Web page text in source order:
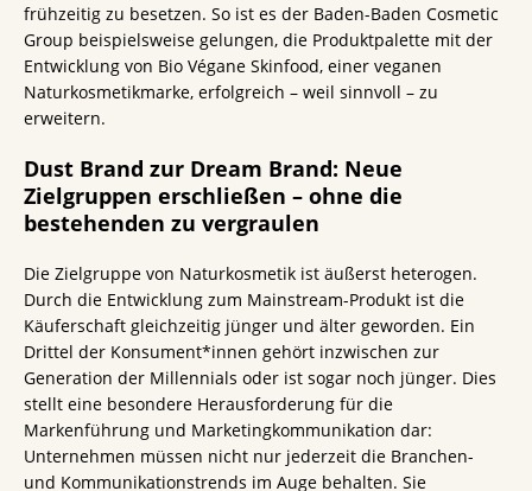
frühzeitig zu besetzen. So ist es der Baden-Baden Cosmetic
Group beispielsweise gelungen, die Produktpalette mit der
Entwicklung von Bio Végane Skinfood, einer veganen
Naturkosmetikmarke, erfolgreich – weil sinnvoll – zu
erweitern.
Dust Brand zur Dream Brand: Neue
Zielgruppen erschließen – ohne die
bestehenden zu vergraulen
Die Zielgruppe von Naturkosmetik ist äußerst heterogen.
Durch die Entwicklung zum Mainstream-Produkt ist die
Käuferschaft gleichzeitig jünger und älter geworden. Ein
Drittel der Konsument*innen gehört inzwischen zur
Generation der Millennials oder ist sogar noch jünger. Dies
stellt eine besondere Herausforderung für die
Markenführung und Marketingkommunikation dar:
Unternehmen müssen nicht nur jederzeit die Branchen-
und Kommunikationstrends im Auge behalten. Sie